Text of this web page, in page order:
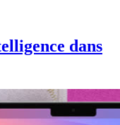
dans